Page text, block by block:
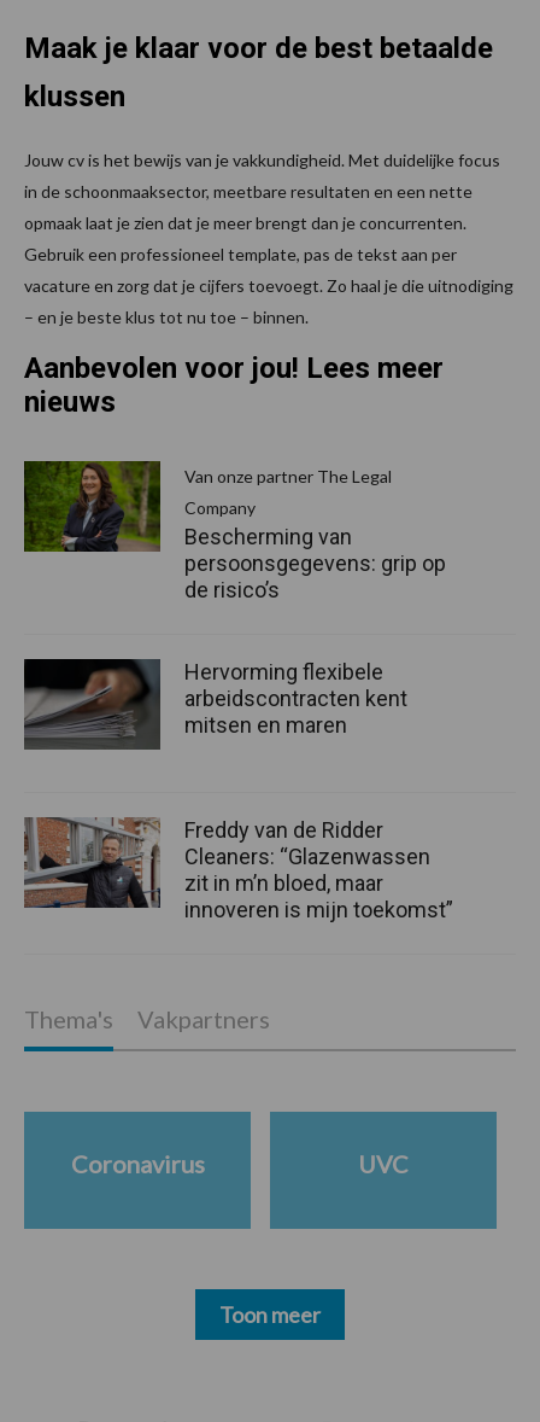
Maak je klaar voor de best betaalde
klussen
Jouw cv is het bewijs van je vakkundigheid. Met duidelijke focus
in de schoonmaaksector, meetbare resultaten en een nette
opmaak laat je zien dat je meer brengt dan je concurrenten.
Gebruik een professioneel template, pas de tekst aan per
vacature en zorg dat je cijfers toevoegt. Zo haal je die uitnodiging
– en je beste klus tot nu toe – binnen.
Aanbevolen voor jou! Lees meer
nieuws
Van onze partner The Legal
Company
Bescherming van
persoonsgegevens: grip op
de risico’s
Hervorming flexibele
arbeidscontracten kent
mitsen en maren
Freddy van de Ridder
Cleaners: “Glazenwassen
zit in m’n bloed, maar
innoveren is mijn toekomst”
Thema's Vakpartners
Coronavirus UVC
Toon meer